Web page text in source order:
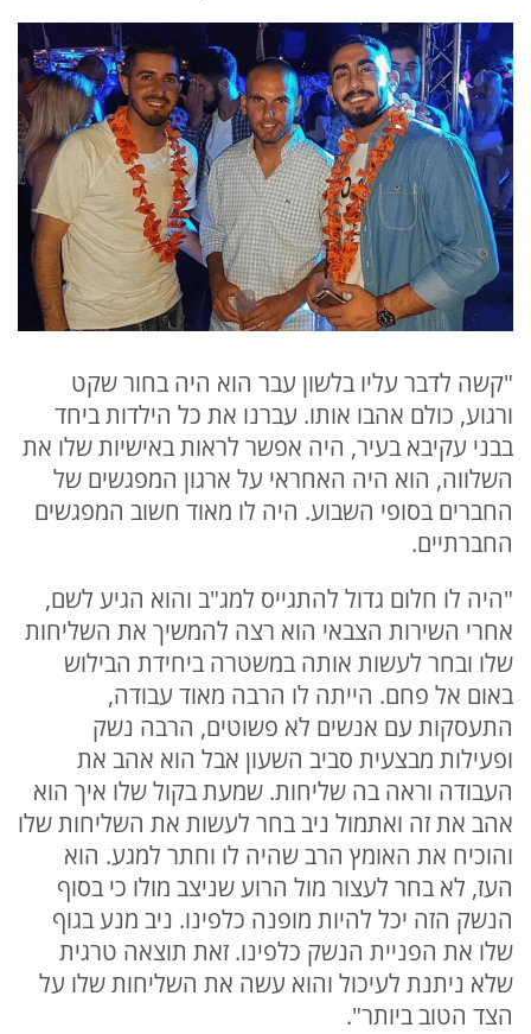
"קשה לדבר עליו בלשון עבר הוא היה בחור שקט
ורגוע, כולם אהבו אותו. עברנו את כל הילדות ביחד
בבני עקיבא בעיר, היה אפשר לראות באישיות שלו את
השלווה, הוא היה האחראי על ארגון המפגשים של
החברים בסופי השבוע. היה לו מאוד חשוב המפגשים
החברתיים.
"היה לו חלום גדול להתגייס למג"ב והוא הגיע לשם,
אחרי השירות הצבאי הוא רצה להמשיך את השליחות
שלו ובחר לעשות אותה במשטרה ביחידת הבילוש
באום אל פחם. הייתה לו הרבה מאוד עבודה,
התעסקות עם אנשים לא פשוטים, הרבה נשק
ופעילות מבצעית סביב השעון אבל הוא אהב את
העבודה וראה בה שליחות. שמעת בקול שלו איך הוא
אהב את זה ואתמול ניב בחר לעשות את השליחות שלו
והוכיח את האומץ הרב שהיה לו וחתר למגע. הוא
העז, לא בחר לעצור מול הרוע שניצב מולו כי בסוף
הנשק הזה יכל להיות מופנה כלפינו. ניב מנע בגוף
שלו את הפניית הנשק כלפינו. זאת תוצאה טרגית
שלא ניתנת לעיכול והוא עשה את השליחות שלו על
הצד הטוב ביותר".